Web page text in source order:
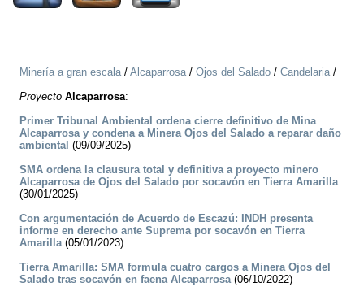
Minería a gran escala/ Alcaparrosa/ Ojos del Salado / Candelaria/
Proyecto Alcaparrosa:
Primer Tribunal Ambiental ordena cierre definitivo de Mina
Alcaparrosa y condena a Minera Ojos del Salado a reparar daño
ambiental (09/09/2025)
SMA ordena la clausura total y definitiva a proyecto minero
Alcaparrosa de Ojos del Salado por socavón en Tierra Amarilla
(30/01/2025)
Con argumentación de Acuerdo de Escazú: INDH presenta
informe en derecho ante Suprema por socavón en Tierra
Amarilla(05/01/2023)
Tierra Amarilla: SMA formula cuatro cargos a Minera Ojos del
Salado tras socavón en faena Alcaparrosa(06/10/2022)